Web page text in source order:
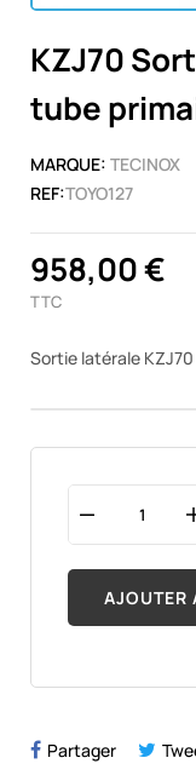
KZJ70
tube
MARQUE: TECINOX
REF:TOYO127
958,00 €
TTC
Sortie latérale
AJOUTER
Partager